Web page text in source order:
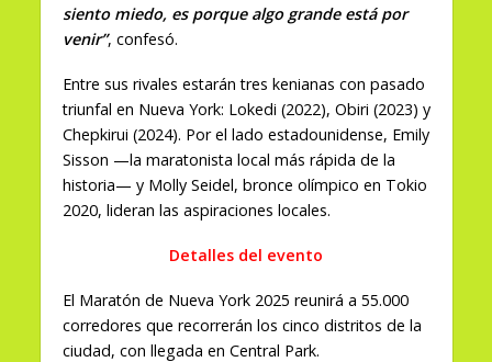
siento miedo, es porque algo grande está por
venir”, confesó.
Entre sus rivales estarán tres kenianas con pasado
triunfal en Nueva York: Lokedi (2022), Obiri (2023) y
Chepkirui (2024). Por el lado estadounidense, Emily
Sisson —la maratonista local más rápida de la
historia— y Molly Seidel, bronce olímpico en Tokio
2020, lideran las aspiraciones locales.
Detalles del evento
El Maratón de Nueva York 2025 reunirá a 55.000
corredores que recorrerán los cinco distritos de la
ciudad, con llegada en Central Park.